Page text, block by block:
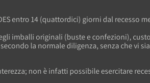
entro 14 (quattordici) giorni dal recesso
imballi originali (buste e confezioni),
la normale diligenza, senza che vi
non è infatti possibile esercitare